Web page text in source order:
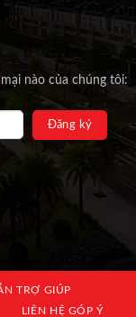
nào của chúng tôi:
TRỢ GIÚP
LIÊN HỆ GÓP Ý